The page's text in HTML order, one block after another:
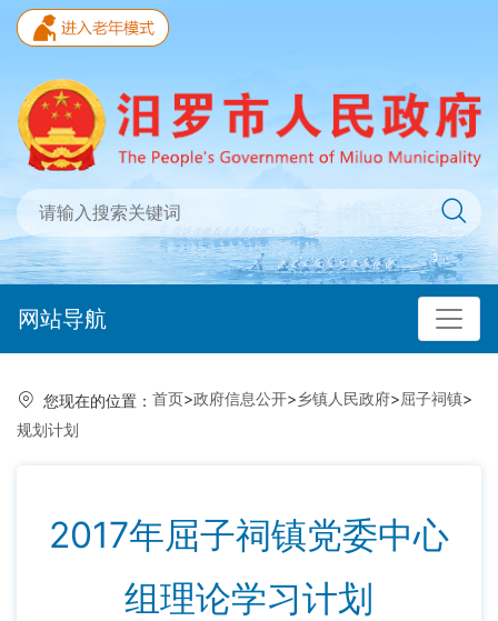
网站导航
您现在的位置： 首页>政府信息公开>乡镇人民政府>屈子祠镇>
规划计划
2017年屈子祠镇党委中心
组理论学习计划